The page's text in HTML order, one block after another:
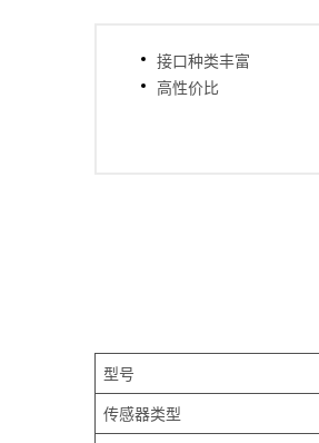
接口种类丰富
高性价比
型号
传感器类型